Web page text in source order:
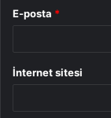
E-posta *
İnternet sitesi